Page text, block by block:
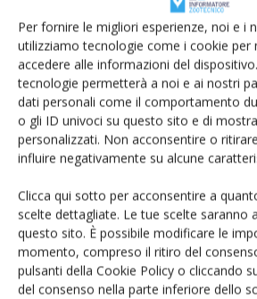
Per fornire le migliori esperienze, noi e i
utilizziamo tecnologie come i cookie per
accedere alle informazioni del
tecnologie permetterà a noi e ai nostri
dati personali come il comportamento
o gli ID univoci su questo sito e di
personalizzati. Non acconsentire o
influire negativamente su alcune
Clicca qui sotto per acconsentire a
scelte dettagliate. Le tue scelte saranno
questo sito. È possibile modificare le
momento, compreso il ritiro del
pulsanti della Cookie Policy o cliccando
del consenso nella parte inferiore dello
Rimani aggiornato
Iscriviti alle nostre